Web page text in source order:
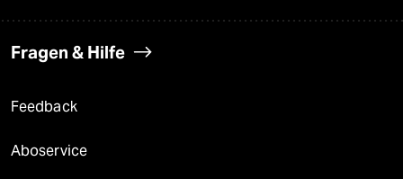
Fragen & Hilfe
Feedback
Aboservice